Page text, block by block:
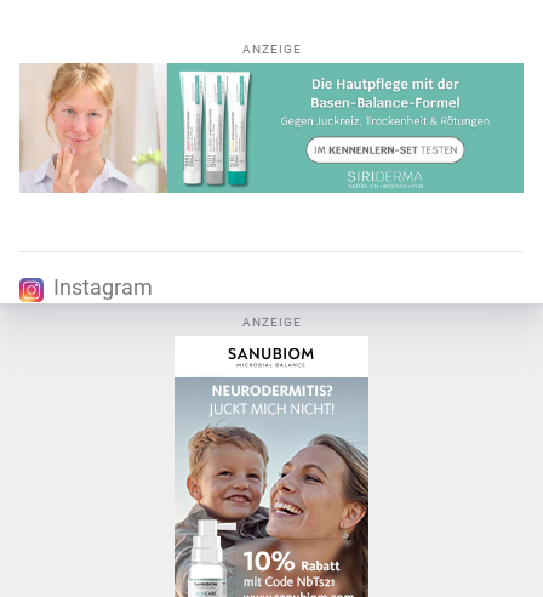
ANZEIGE
Instagram
ANZEIGE